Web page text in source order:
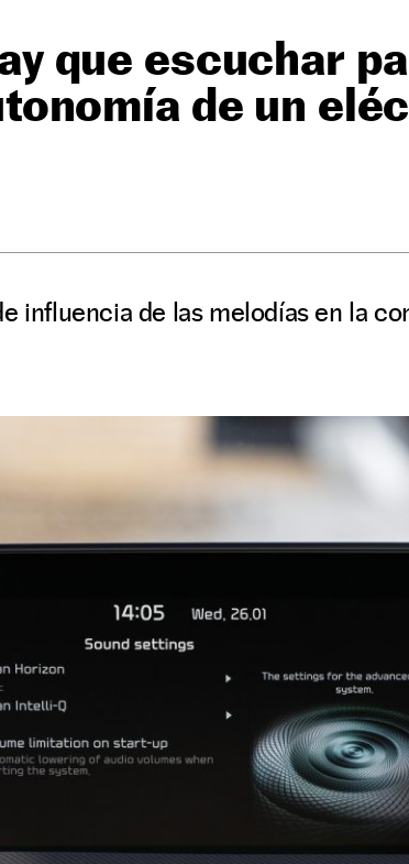
que escuchar
de un
influencia de las melodías en la